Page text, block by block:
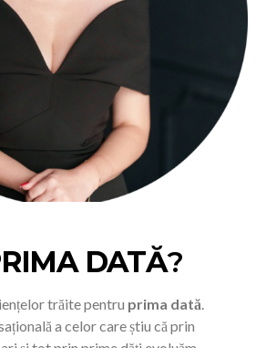
DATĂ?
trăite pentru prima dată.
a celor care știu că prin